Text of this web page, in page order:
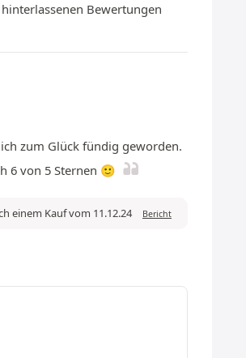
Bewertungen
zum Glück fündig geworden.
6 von 5 Sternen 🙂
einem Kauf vom 11.12.24 Bericht